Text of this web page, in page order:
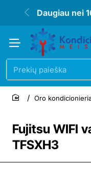
Daugiau nei
Prekių
paieška
Fujitsu WIFI
TFSXH3
home
Oro